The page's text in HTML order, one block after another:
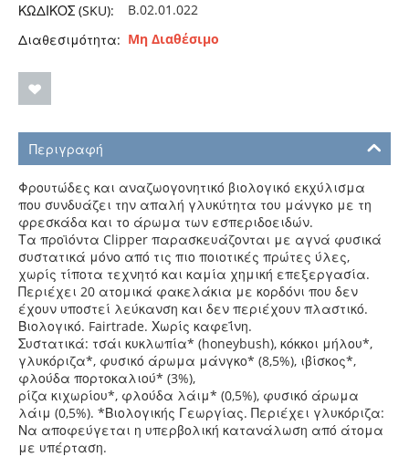
ΚΩΔΙΚΟΣ (SKU):
B.02.01.022
Διαθεσιμότητα: Μη Διαθέσιμο
Περιγραφή
Φρουτώδες και αναζωογονητικό βιολογικό εκχύλισμα
που συνδυάζει την απαλή γλυκύτητα του μάνγκο με τη
φρεσκάδα και το άρωμα των εσπεριδοειδών.
Τα προϊόντα Clipper παρασκευάζονται με αγνά φυσικά
συστατικά μόνο από τις πιο ποιοτικές πρώτες ύλες,
χωρίς τίποτα τεχνητό και καμία χημική επεξεργασία.
Περιέχει 20 ατομικά φακελάκια με κορδόνι που δεν
έχουν υποστεί λεύκανση και δεν περιέχουν πλαστικό.
Βιολογικό. Fairtrade. Χωρίς καφεΐνη.
Συστατικά: τσάι κυκλωπία* (honeybush), κόκκοι μήλου*,
γλυκόριζα*, φυσικό άρωμα μάνγκο* (8,5%), ιβίσκος*,
φλούδα πορτοκαλιού* (3%),
ρίζα κιχωρίου*, φλούδα λάιμ* (0,5%), φυσικό άρωμα
λάιμ (0,5%). *Βιολογικής Γεωργίας. Περιέχει γλυκόριζα:
Να αποφεύγεται η υπερβολική κατανάλωση από άτομα
με υπέρταση.